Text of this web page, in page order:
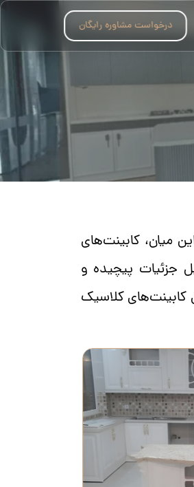
درخواست مشاوره رایگان
میان، کابینت‌های
جزئیات پیچیده و
کابینت‌های کلاسیک